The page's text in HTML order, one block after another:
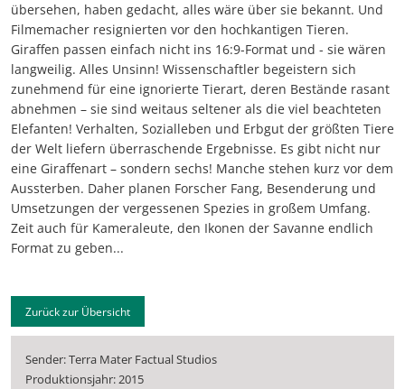
übersehen, haben gedacht, alles wäre über sie bekannt. Und
Filmemacher resignierten vor den hochkantigen Tieren.
Giraffen passen einfach nicht ins 16:9-Format und - sie wären
langweilig. Alles Unsinn! Wissenschaftler begeistern sich
zunehmend für eine ignorierte Tierart, deren Bestände rasant
abnehmen – sie sind weitaus seltener als die viel beachteten
Elefanten! Verhalten, Sozialleben und Erbgut der größten Tiere
der Welt liefern überraschende Ergebnisse. Es gibt nicht nur
eine Giraffenart – sondern sechs! Manche stehen kurz vor dem
Aussterben. Daher planen Forscher Fang, Besenderung und
Umsetzungen der vergessenen Spezies in großem Umfang.
Zeit auch für Kameraleute, den Ikonen der Savanne endlich
Format zu geben...
Zurück zur Übersicht
Sender: Terra Mater Factual Studios
Produktionsjahr: 2015